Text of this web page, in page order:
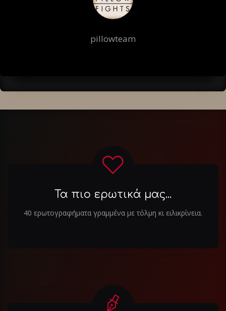
pillowteam
Τα πιο ερωτικά μας...
40 ερωτογραφήματα γραμμένα με τόλμη κι ειλικρίνεια.